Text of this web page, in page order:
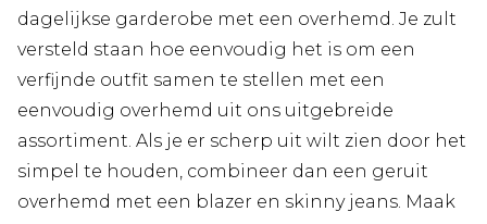
dagelijkse garderobe met een overhemd. Je zult
versteld staan hoe eenvoudig het is om een
verfijnde outfit samen te stellen met een
eenvoudig overhemd uit ons uitgebreide
assortiment. Als je er scherp uit wilt zien door het
simpel te houden, combineer dan een geruit
overhemd met een blazer en skinny jeans. Maak